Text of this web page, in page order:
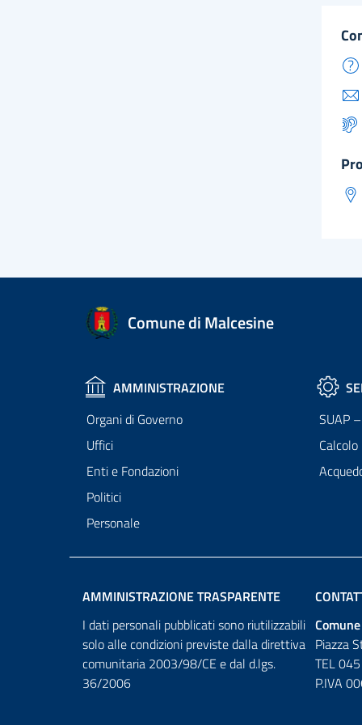
Comune di Malcesine
AMMINISTRAZIONE
Organi di Governo
Uffici
Enti e Fondazioni
Politici
Personale
SUAP
AMMINISTRAZIONE TRASPARENTE
I dati personali pubblicati sono riutilizzabili
solo alle condizioni previste dalla direttiva
comunitaria 2003/98/CE e dal d.lgs.
36/2006
Piazza
TEL
P.IVA